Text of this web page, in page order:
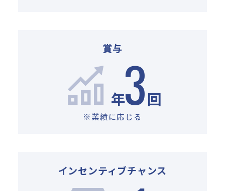
賞与
年3回
※業績に応じる
インセンティブチャンス